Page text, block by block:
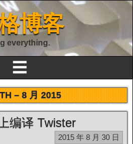
博客
everything.
☰
–8 月 2015
编译 Twister
2015 年 8 月 30 日